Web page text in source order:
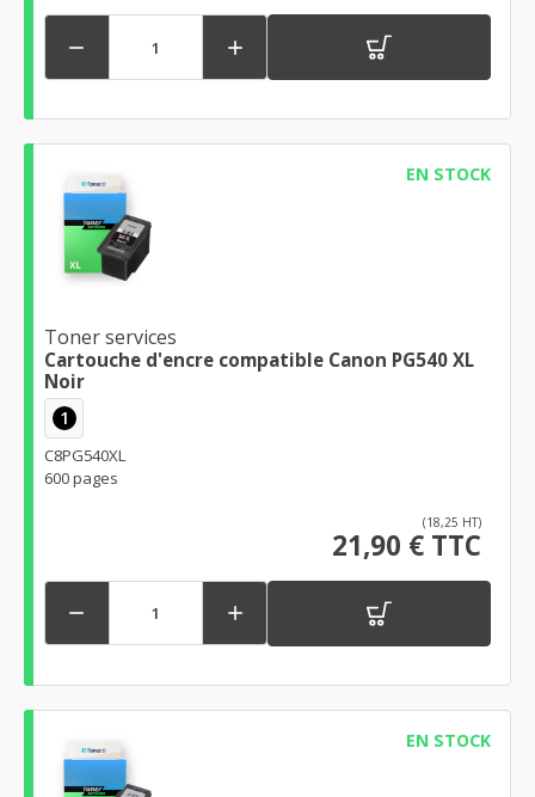
 
EN STOCK
Toner services
Cartouche d'encre compatible Canon PG540 XL
Noir
1
C8PG540XL
600 pages
(18,25 HT)
21,90 € TTC
 
EN STOCK